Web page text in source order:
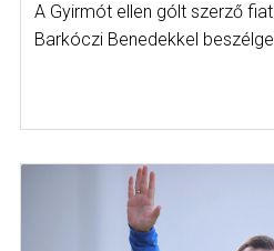
A Gyirmót ellen gólt szerző
Barkóczi Benedekkel